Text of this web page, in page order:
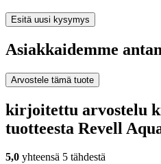
Esitä uusi kysymys
Asiakkaidemme
Arvostele tämä tuote
kirjoitettu arvostelu
tuotteesta Revell
5,0 yhteensä 5 tähdestä